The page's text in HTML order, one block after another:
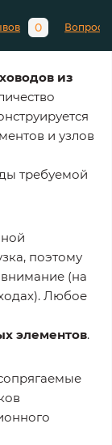
0 Вопросы
из
и узлов
требуемой
поэтому
(на
Любое
элементов.